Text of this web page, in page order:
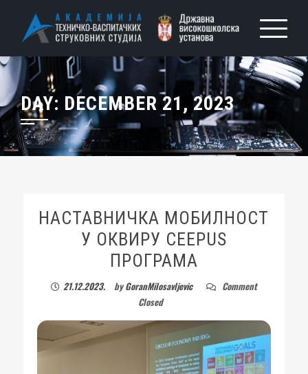
DAY: DECEMBER 21, 2023
НАСТАВНИЧКА МОБИЛНОСТ
У ОКВИРУ CEEPUS
ПРОГРАМА
21.12.2023. byGoranMilosavljevic
Comment
Closed